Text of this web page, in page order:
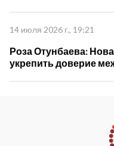
14 июля 2026 г., 19:21
Роза Отунбаева:
укрепить доверие